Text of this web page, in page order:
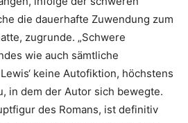
die dauerhafte Zuwendung zum
zugrunde. „Schwere
wie auch sämtliche
keine Autofiktion, höchstens
in dem der Autor sich bewegte.
des Romans, ist definitiv